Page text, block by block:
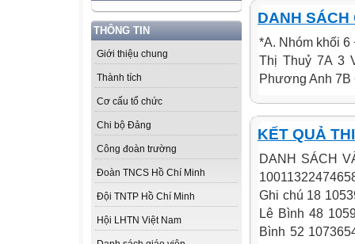
THÔNG TIN
Giới thiệu chung
Thành tích
Cơ cấu tổ chức
Chi bộ Đảng
Công đoàn trường
Đoàn TNCS Hồ Chí Minh
Đội TNTP Hồ Chí Minh
Hội LHTN Việt Nam
DANH SÁCH
*A. Nhóm khối
Thị Thuỷ 7A 3
Phương Anh 7B
KẾT QUẢ
DANH SÁCH
Ghi chú 18
Lê Bình 48
Bình 52